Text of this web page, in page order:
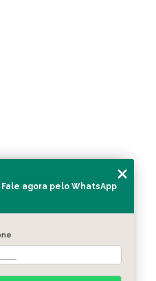
agora pelo WhatsApp